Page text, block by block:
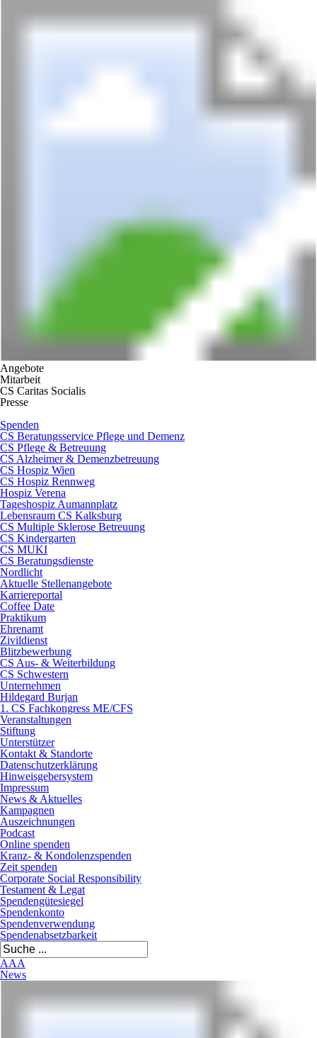
Angebote
Mitarbeit
CS Caritas Socialis
Presse
Spenden
CS Beratungsservice Pflege und Demenz
CS Pflege & Betreuung
CS Alzheimer & Demenzbetreuung
CS Hospiz Wien
CS Hospiz Rennweg
Hospiz Verena
Tageshospiz Aumannplatz
Lebensraum CS Kalksburg
CS Multiple Sklerose Betreuung
CS Kindergarten
CS MUKI
CS Beratungsdienste
Nordlicht
Aktuelle Stellenangebote
Karriereportal
Coffee Date
Praktikum
Ehrenamt
Zivildienst
Blitzbewerbung
CS Aus- & Weiterbildung
CS Schwestern
Unternehmen
Hildegard Burjan
1. CS Fachkongress ME/CFS
Veranstaltungen
Stiftung
Unterstützer
Kontakt & Standorte
Datenschutzerklärung
Hinweisgebersystem
Impressum
News & Aktuelles
Kampagnen
Auszeichnungen
Podcast
Online spenden
Kranz- & Kondolenzspenden
Zeit spenden
Corporate Social Responsibility
Testament & Legat
Spendengütesiegel
Spendenkonto
Spendenverwendung
Spendenabsetzbarkeit
AAA
News